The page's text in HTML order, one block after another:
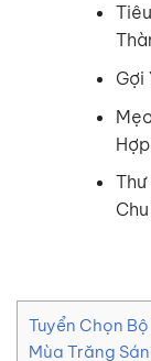
Gợi
Thư
Tuyển Chọn
Mùa Trăng